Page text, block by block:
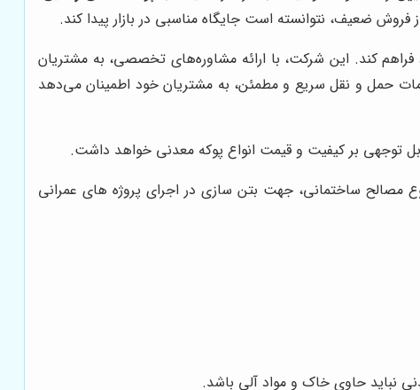
ضعیف، نتوانسته است جایگاه مناسبی در بازار پیدا کند.
کند. این شرکت، با ارائه مشاوره‌های تخصصی، به مشتریان
حمل و نقل سریع و مطمئن، به مشتریان خود اطمینان می‌دهد
توجهی بر کیفیت و قیمت انواع پوکه معدنی خواهد داشت.
مصالح ساختمانی، جهت بتن سازی در اجرای پروژه های عمرانی
نباید حاوی خاک و مواد آلی باشد.